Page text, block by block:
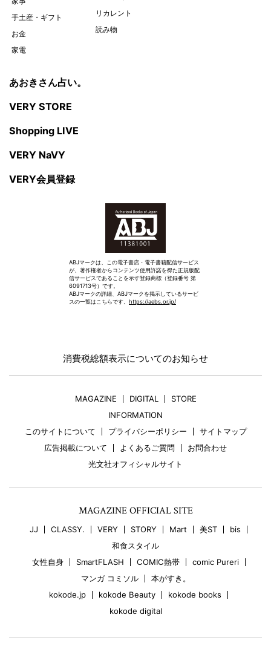
手土産・ギフト
お金
家電
リカレント
読み物
あおきさん占い。
VERY STORE
Shopping LIVE
VERY NaVY
VERY会員登録
ABJマークは、この電子書店・電子書籍配信サービス
が、著作権者からコンテンツ使用許諾を得た正規版配
信サービスであることを示す登録商標（登録番号 第
6091713号）です。
ABJマークの詳細、ABJマークを掲示しているサービ
スの一覧はこちらです。 https://aebs.or.jp/
消費税総額表示についてのお知らせ
MAGAZINE DIGITAL
STORE
INFORMATION
このサイトについて
プライバシーポリシー
サイトマップ
広告掲載について
よくあるご質問
お問合わせ
光文社オフィシャルサイト
MAGAZINE OFFICIAL SITE
JJ CLASSY. VERY STORY Mart 美ST
bis
和食スタイル
女性自身
SmartFLASH COMIC熱帯
comic Pureri
マンガ コミソル
本がすき。
kokode.jp
kokode Beauty
kokode books
kokode digital